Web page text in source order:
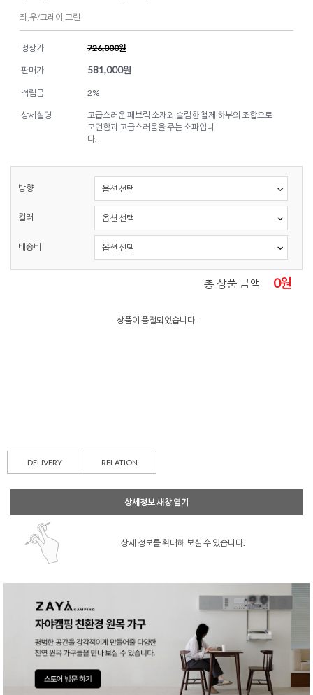
좌,우/그레이,그린
정상가 726,000원
판매가 581,000원
적립금 2%
상세설명
고급스러운 패브릭 소재와 슬림한 철제 하부의 조합으로
모던함과 고급스러움을 주는 소파입니
다.
방향
컬러
배송비
총 상품 금액 0원
상품이 품절되었습니다.
DELIVERY RELATION
상세정보 새창 열기
상세 정보를 확대해 보실 수 있습니다.